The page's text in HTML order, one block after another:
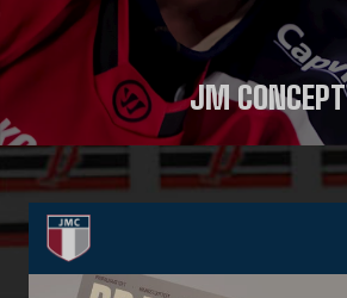
JM CONCEPT